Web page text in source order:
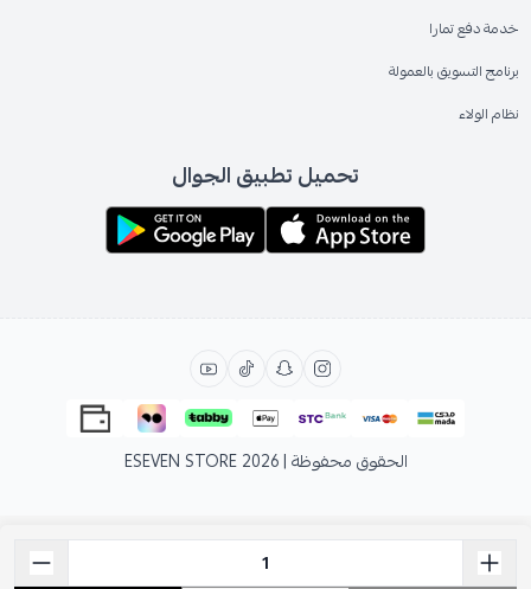
خدمة دفع تمارا
برنامج التسويق بالعمولة
نظام الولاء
تحميل تطبيق الجوال
الحقوق محفوظة | 2026 ESEVEN STORE